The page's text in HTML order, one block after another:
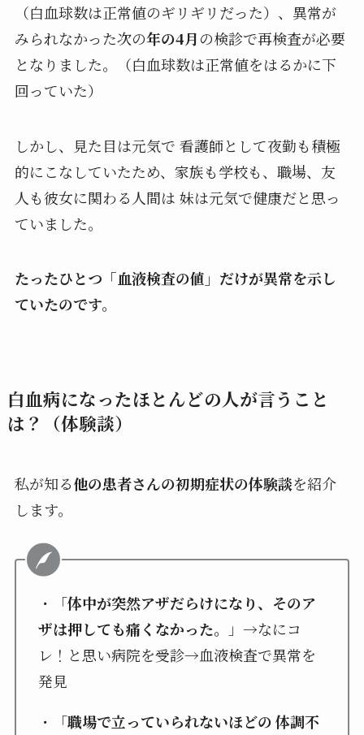
（白血球数は正常値のギリギリだった）、異常が
みられなかった次の年の4月の検診で再検査が必要
となりました。（白血球数は正常値をはるかに下
回っていた）
しかし、見た目は元気で 看護師として夜勤も積極
的にこなしていたため、家族も学校も、職場、友
人も彼女に関わる人間は 妹は元気で健康だと思っ
ていました。
たったひとつ「血液検査の値」だけが異常を示し
ていたのです。
白血病になったほとんどの人が言うこと
は？（体験談）
私が知る他の患者さんの初期症状の体験談を紹介
します。
・「体中が突然アザだらけになり、そのア
ザは押しても痛くなかった。
」→なにコ
レ！と思い病院を受診→血液検査で異常を
発見
・「職場で立っていられないほどの 体調不